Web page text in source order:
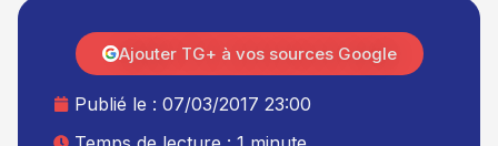
Publié le : 07/03/2017 23:00
Ajouter TG+ à vos sources Google